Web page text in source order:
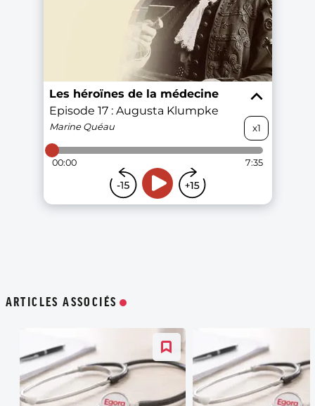
ARTICLES ASSOCIÉS